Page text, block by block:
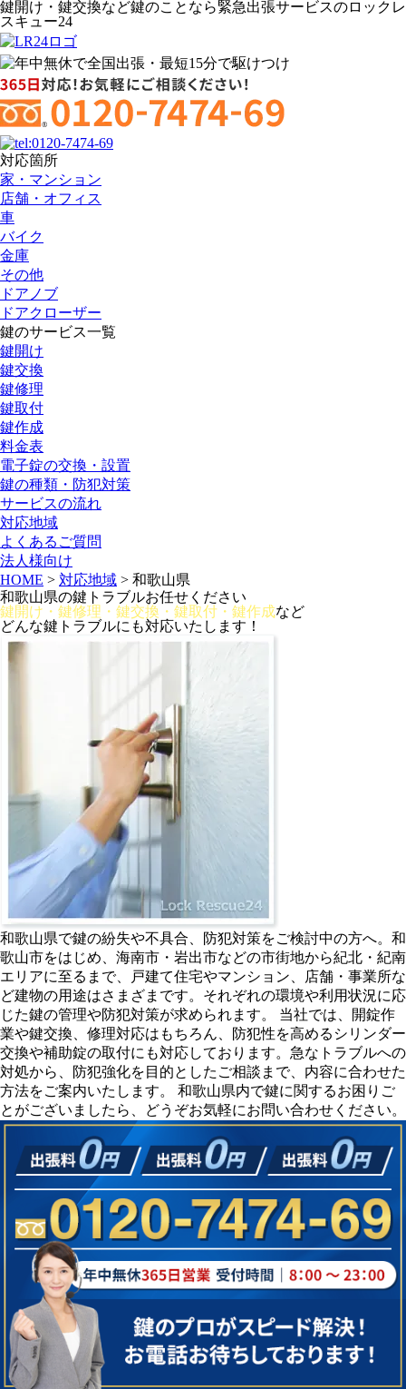
鍵開け・鍵交換など鍵のことなら緊急出張サービスのロックレ
スキュー24
対応箇所
家・マンション
店舗・オフィス
車
バイク
金庫
その他
ドアノブ
ドアクローザー
鍵のサービス一覧
鍵開け
鍵交換
鍵修理
鍵取付
鍵作成
料金表
電子錠の交換・設置
鍵の種類・防犯対策
サービスの流れ
対応地域
よくあるご質問
法人様向け
HOME > 対応地域 > 和歌山県
和歌山県の鍵トラブルお任せください
鍵開け・鍵修理・鍵交換・鍵取付・鍵作成など
どんな鍵トラブルにも対応いたします！
和歌山県で鍵の紛失や不具合、防犯対策をご検討中の方へ。和
歌山市をはじめ、海南市・岩出市などの市街地から紀北・紀南
エリアに至るまで、戸建て住宅やマンション、店舗・事業所な
ど建物の用途はさまざまです。それぞれの環境や利用状況に応
じた鍵の管理や防犯対策が求められます。 当社では、開錠作
業や鍵交換、修理対応はもちろん、防犯性を高めるシリンダー
交換や補助錠の取付にも対応しております。急なトラブルへの
対処から、防犯強化を目的としたご相談まで、内容に合わせた
方法をご案内いたします。 和歌山県内で鍵に関するお困りご
とがございましたら、どうぞお気軽にお問い合わせください。